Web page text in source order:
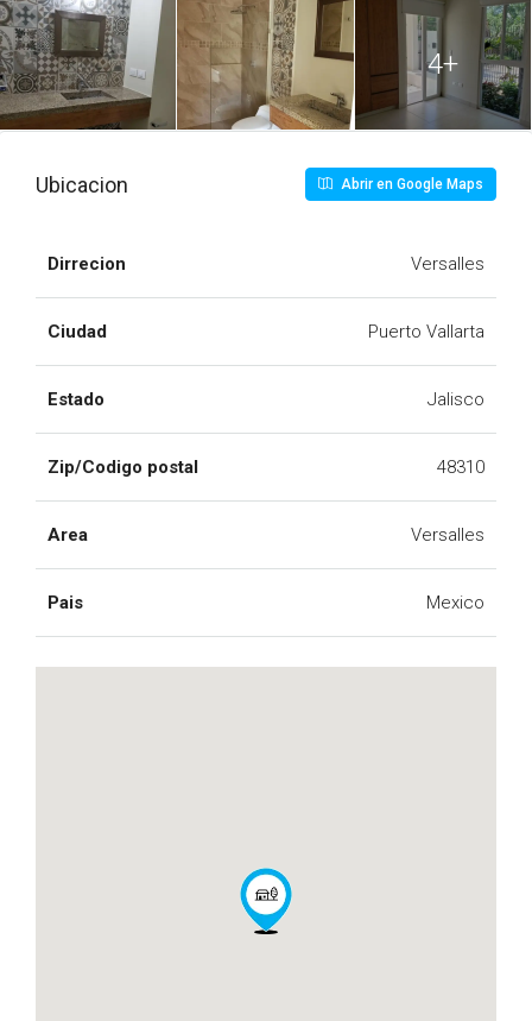
4+
Ubicacion Abrir en Google Maps
Dirrecion Versalles
Ciudad Puerto Vallarta
Estado Jalisco
Zip/Codigo postal 48310
Area Versalles
Pais Mexico